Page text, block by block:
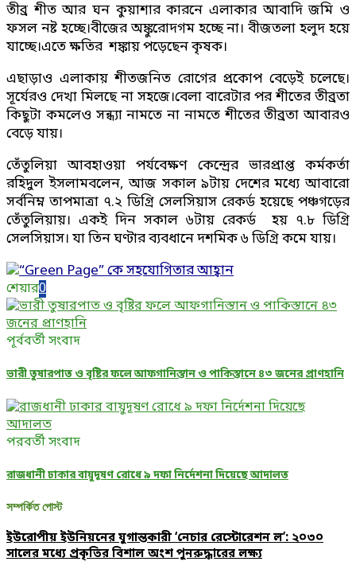
তীব্র শীত আর ঘন কুয়াশার কারনে এলাকার আবাদি জমি ও
ফসল নষ্ট হচ্ছে।বীজের অঙ্কুরোদগম হচ্ছে না। বীজতলা হলুদ হয়ে
যাচ্ছে।এতে ক্ষতির শঙ্কায় পড়েছেন কৃষক।
এছাড়াও এলাকায় শীতজনিত রোগের প্রকোপ বেড়েই চলেছে।
সূর্যেরও দেখা মিলছে না সহজে।বেলা বারেটার পর শীতের তীব্রতা
কিছুটা কমলেও সন্ধ্যা নামতে না নামতে শীতের তীব্রতা আবারও
বেড়ে যায়।
তেঁতুলিয়া আবহাওয়া পর্যবেক্ষণ কেন্দ্রের ভারপ্রাপ্ত কর্মকর্তা
রহিদুল ইসলামবলেন, আজ সকাল ৯টায় দেশের মধ্যে আবারো
সর্বনিম্ন তাপমাত্রা ৭.২ ডিগ্রি সেলসিয়াস রেকর্ড হয়েছে পঞ্চগড়ের
তেঁতুলিয়ায়। একই দিন সকাল ৬টায় রেকর্ড হয় ৭.৮ ডিগ্রি
সেলসিয়াস। যা তিন ঘণ্টার ব্যবধানে দশমিক ৬ ডিগ্রি কমে যায়।
শেয়ার0
পূর্ববর্তী সংবাদ
ভারী তুষারপাত ও বৃষ্টির ফলে আফগানিস্তান ও পাকিস্তানে ৪৩ জনের প্রাণহানি
পরবর্তী সংবাদ
রাজধানী ঢাকার বায়ুদূষণ রোধে ৯ দফা নির্দেশনা দিয়েছে আদালত
সম্পর্কিত পোস্ট
ইউরোপীয় ইউনিয়নের যুগান্তকারী ‘নেচার রেস্টোরেশন ল’: ২০৩০
সালের মধ্যে প্রকৃতির বিশাল অংশ পুনরুদ্ধারের লক্ষ্য